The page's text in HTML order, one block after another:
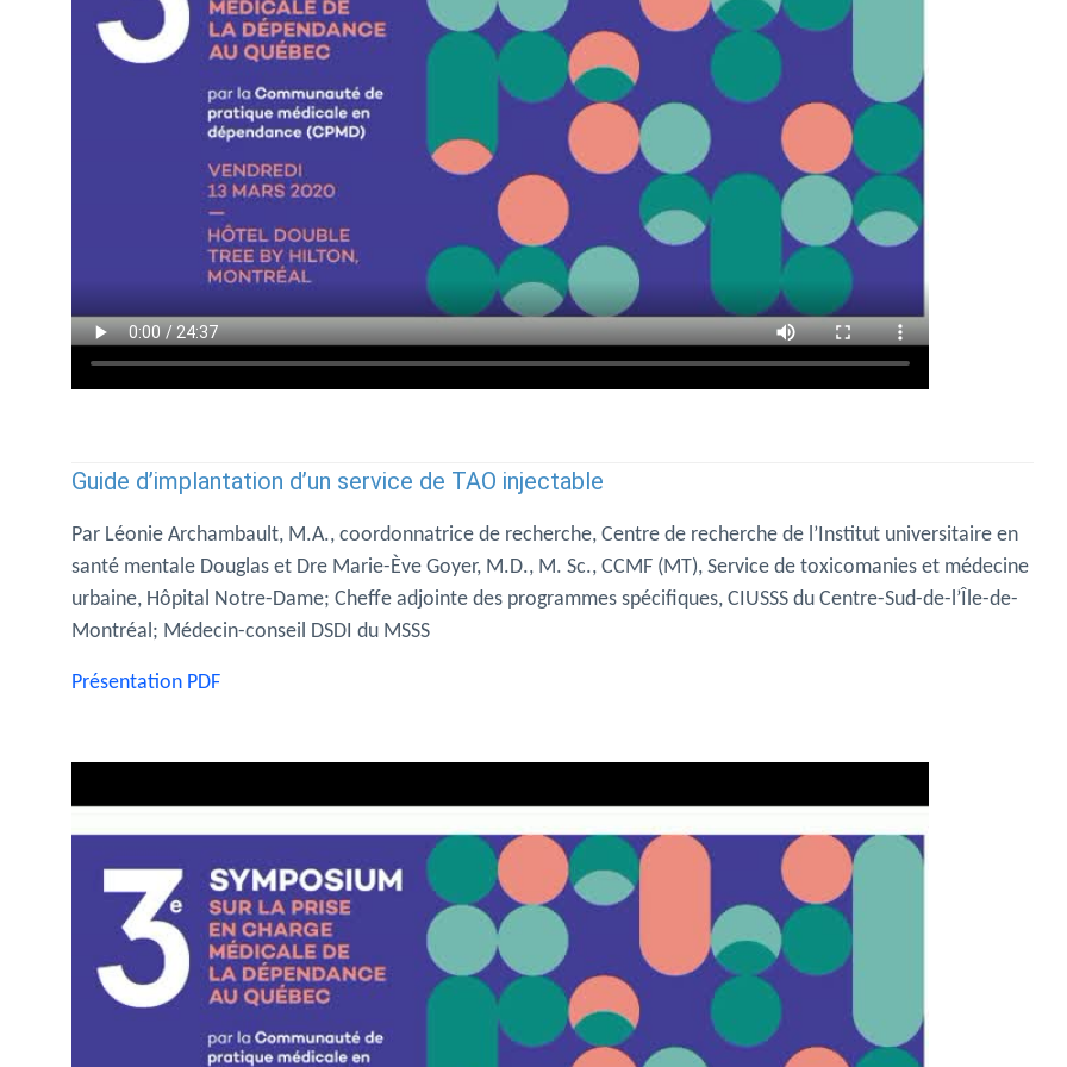
Guide d’implantation d’un service de TAO injectable
Par Léonie Archambault, M.A., coordonnatrice de recherche, Centre de recherche de l’Institut universitaire en
santé mentale Douglas et Dre Marie-Ève Goyer, M.D., M. Sc., CCMF (MT), Service de toxicomanies et médecine
urbaine, Hôpital Notre-Dame; Cheffe adjointe des programmes spécifiques, CIUSSS du Centre-Sud-de-l’Île-de-
Montréal; Médecin-conseil DSDI du MSSS
Présentation PDF